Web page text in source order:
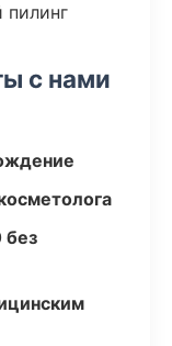
пилинг
с нами
без